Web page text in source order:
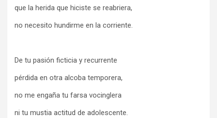
que la herida que hiciste se reabriera,
no necesito hundirme en la corriente.
De tu pasión ficticia y recurrente
pérdida en otra alcoba temporera,
no me engaña tu farsa vocinglera
ni tu mustia actitud de adolescente.